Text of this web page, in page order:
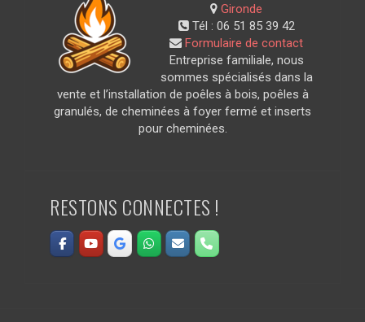
Gironde
Tél : 06 51 85 39 42
Formulaire de contact
Entreprise familiale, nous
sommes spécialisés dans la
vente et l’installation de poêles à bois, poêles à
granulés, de cheminées à foyer fermé et inserts
pour cheminées.
RESTONS CONNECTES !